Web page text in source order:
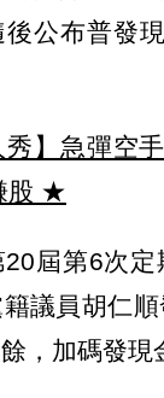
公布普發
】急彈空
股 ★
屆第6次
議員胡仁
，加碼發現